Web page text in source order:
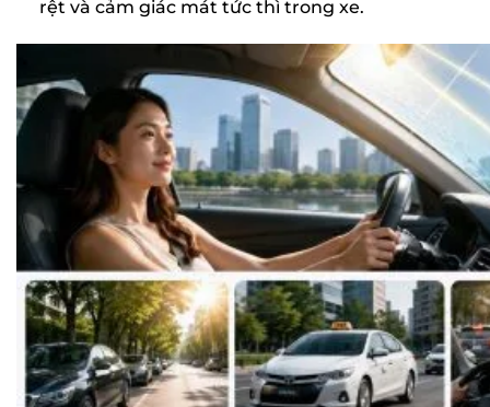
rệt và cảm giác mát tức thì trong xe.